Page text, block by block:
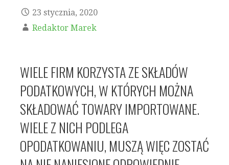
23 stycznia, 2020
Redaktor Marek
WIELE FIRM KORZYSTA ZE SKŁADÓW
PODATKOWYCH, W KTÓRYCH MOŻNA
SKŁADOWAĆ TOWARY IMPORTOWANE.
WIELE Z NICH PODLEGA
OPODATKOWANIU, MUSZĄ WIĘC ZOSTAĆ